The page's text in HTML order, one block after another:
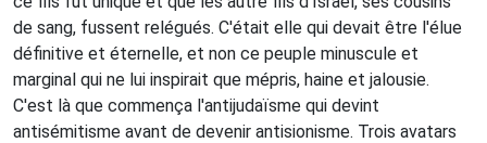
de sang, fussent relégués. C'était elle qui devait être l'élue
définitive et éternelle, et non ce peuple minuscule et
marginal qui ne lui inspirait que mépris, haine et jalousie.
C'est là que commença l'antijudaïsme qui devint
antisémitisme avant de devenir antisionisme. Trois avatars